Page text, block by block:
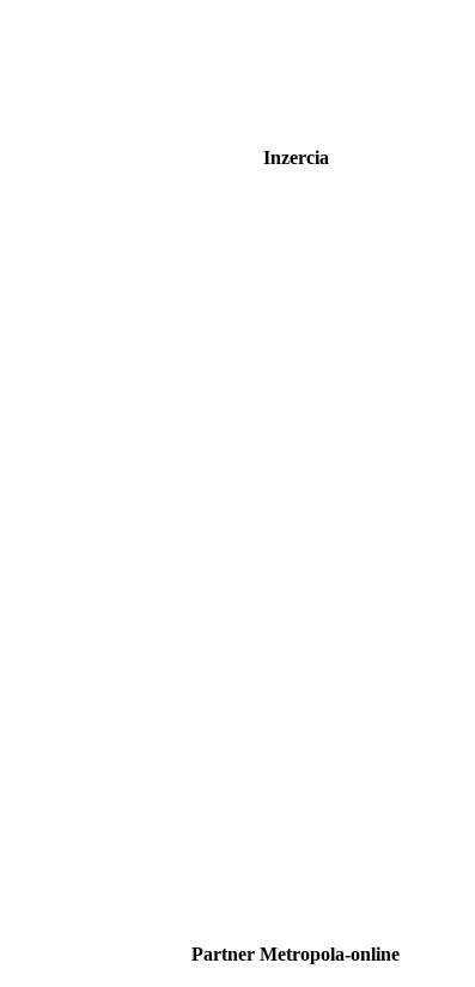
Inzercia
Partner Metropola-online